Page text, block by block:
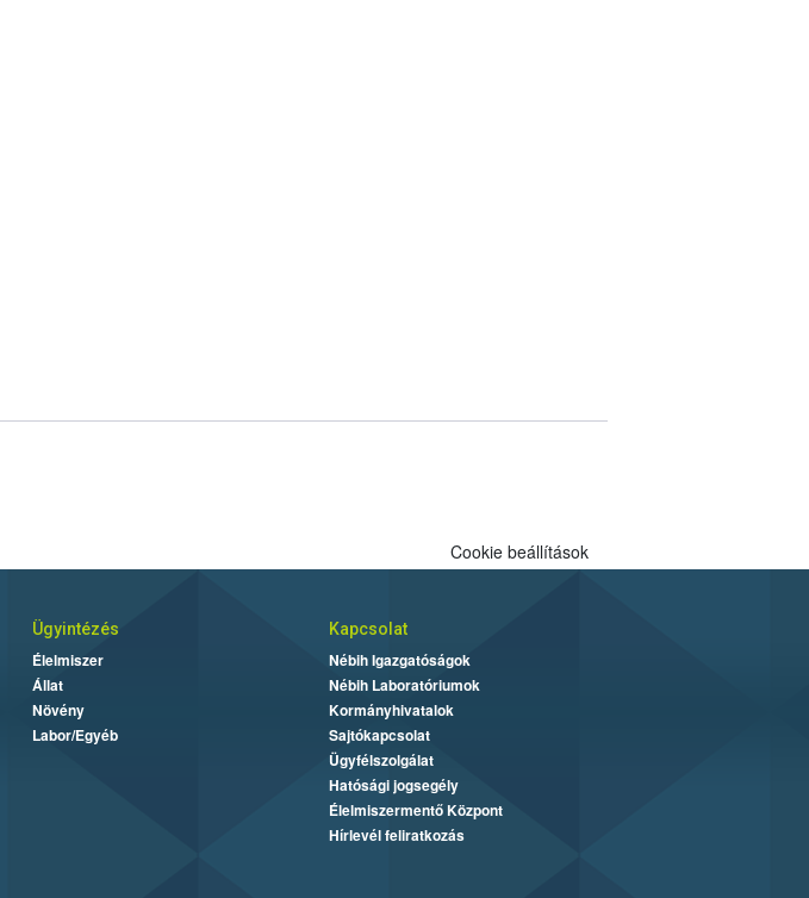
Cookie beállítások
Ügyintézés
Élelmiszer
Állat
Növény
Labor/Egyéb
Kapcsolat
Nébih Igazgatóságok
Nébih Laboratóriumok
Kormányhivatalok
Sajtókapcsolat
Ügyfélszolgálat
Hatósági jogsegély
Élelmiszermentő Központ
Hírlevél feliratkozás